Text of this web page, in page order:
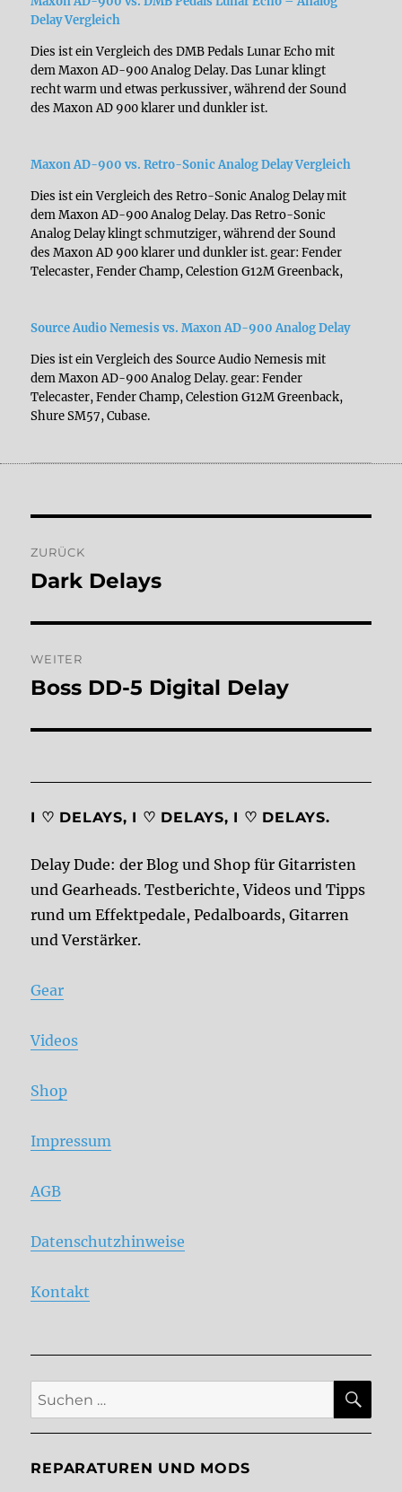
Delay Vergleich
Dies ist ein Vergleich des DMB Pedals Lunar Echo mit
dem Maxon AD-900 Analog Delay. Das Lunar klingt
recht warm und etwas perkussiver, während der Sound
des Maxon AD 900 klarer und dunkler ist.
Maxon AD-900 vs. Retro-Sonic Analog Delay Vergleich
Dies ist ein Vergleich des Retro-Sonic Analog Delay mit
dem Maxon AD-900 Analog Delay. Das Retro-Sonic
Analog Delay klingt schmutziger, während der Sound
des Maxon AD 900 klarer und dunkler ist. gear: Fender
Telecaster, Fender Champ, Celestion G12M Greenback,
Source Audio Nemesis vs. Maxon AD-900 Analog Delay
Dies ist ein Vergleich des Source Audio Nemesis mit
dem Maxon AD-900 Analog Delay. gear: Fender
Telecaster, Fender Champ, Celestion G12M Greenback,
Shure SM57, Cubase.
ZURÜCK
Vorheriger
Dark Delays
WEITER
Nächster
Boss DD-5 Digital Delay
I ♡ DELAYS, I ♡ DELAYS, I ♡ DELAYS.
Delay Dude: der Blog und Shop für Gitarristen
und Gearheads. Testberichte, Videos und Tipps
rund um Effektpedale, Pedalboards, Gitarren
und Verstärker.
Gear
Videos
Shop
Impressum
AGB
Datenschutzhinweise
Kontakt
Suche
nach:
REPARATUREN UND MODS